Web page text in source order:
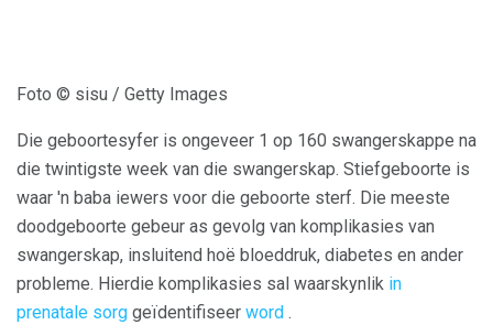
Foto © sisu / Getty Images
Die geboortesyfer is ongeveer 1 op 160 swangerskappe na
die twintigste week van die swangerskap. Stiefgeboorte is
waar 'n baba iewers voor die geboorte sterf. Die meeste
doodgeboorte gebeur as gevolg van komplikasies van
swangerskap, insluitend hoë bloeddruk, diabetes en ander
probleme. Hierdie komplikasies sal waarskynlik in
prenatale sorg geïdentifiseer word .